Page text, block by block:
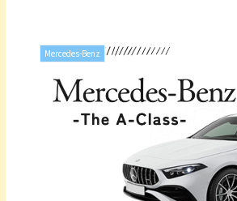
Mercedes-Benz